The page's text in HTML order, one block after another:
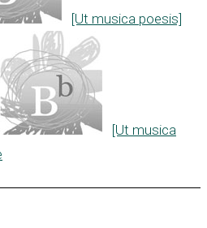
[Ut musica poesis]
[Ut musica